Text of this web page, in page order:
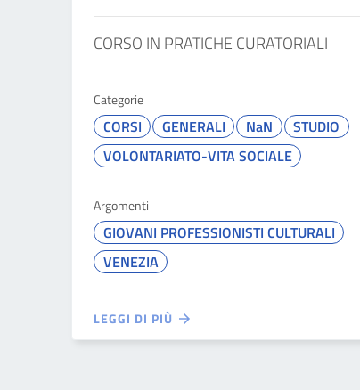
CORSO IN PRATICHE CURATORIALI
Categorie
CORSI GENERALI NaN
STUDIO
VOLONTARIATO-VITA SOCIALE
Argomenti
GIOVANI PROFESSIONISTI CULTURALI
VENEZIA
LEGGI DI PIÙ